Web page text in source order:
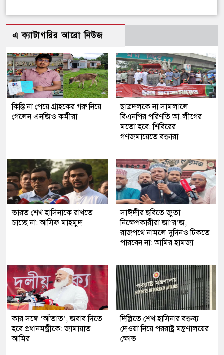
এ ক্যাটাগরির আরো নিউজ
কিস্তি না পেয়ে গ্রাহকের গরু নিয়ে
গেলেন এনজিও কর্মীরা
ছাত্রদলকে না সামলালে
বিএনপির পরিণতি আ.লীগের
মতো হবে: শিবিরের
গণজমায়েতে বক্তারা
ভারত শেখ হাসিনাকে রাখতে
চাচ্ছে না: আসিফ মাহমুদ
সাঈদীর ছবিতে জুতা
নিক্ষেপকারীরা জা’র’জ,
রাজপথে নামলে দুদিনও টিকতে
পারবেন না: আমির হামজা
কার সঙ্গে ‘আঁতাত’, জবাব দিতে
হবে প্রধানমন্ত্রীকে: জামায়াত
আমির
দিল্লিতে শেখ হাসিনার বক্তব্য
দেওয়া নিয়ে পররাষ্ট্র মন্ত্রণালয়ের
ক্ষোভ